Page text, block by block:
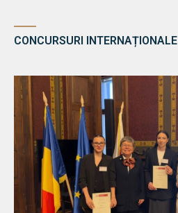
CONCURSURI INTERNAȚIONALE